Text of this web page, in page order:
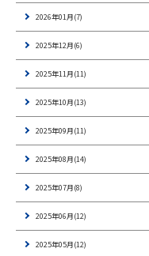
2026年01月(7)
2025年12月(6)
2025年11月(11)
2025年10月(13)
2025年09月(11)
2025年08月(14)
2025年07月(8)
2025年06月(12)
2025年05月(12)